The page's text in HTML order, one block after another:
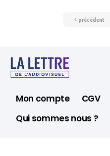
précédent
Mon compte CGV
Qui sommes nous ?